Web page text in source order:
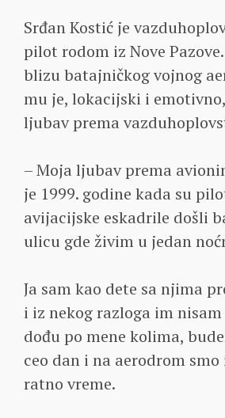
Srđan Kostić je
pilot rodom iz Nove
blizu batajničkog vojnog
mu je, lokacijski i
ljubav prema
– Moja ljubav prema
je 1999. godine kada su
avijacijske eskadrile došli
ulicu gde živim u jedan
Ja sam kao dete sa njima
i iz nekog razloga im
dođu po mene kolima,
ceo dan i na aerodrom
ratno vreme.